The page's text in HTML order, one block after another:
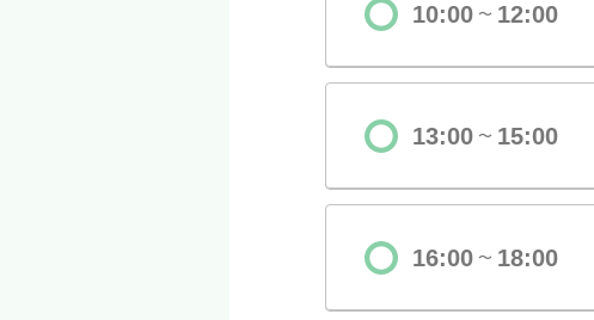
10:00 〜 12:00
13:00 〜 15:00
16:00 〜 18:00